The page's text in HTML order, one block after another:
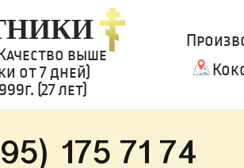
выше
от 7 дней)
(27 лет)
175 71 74